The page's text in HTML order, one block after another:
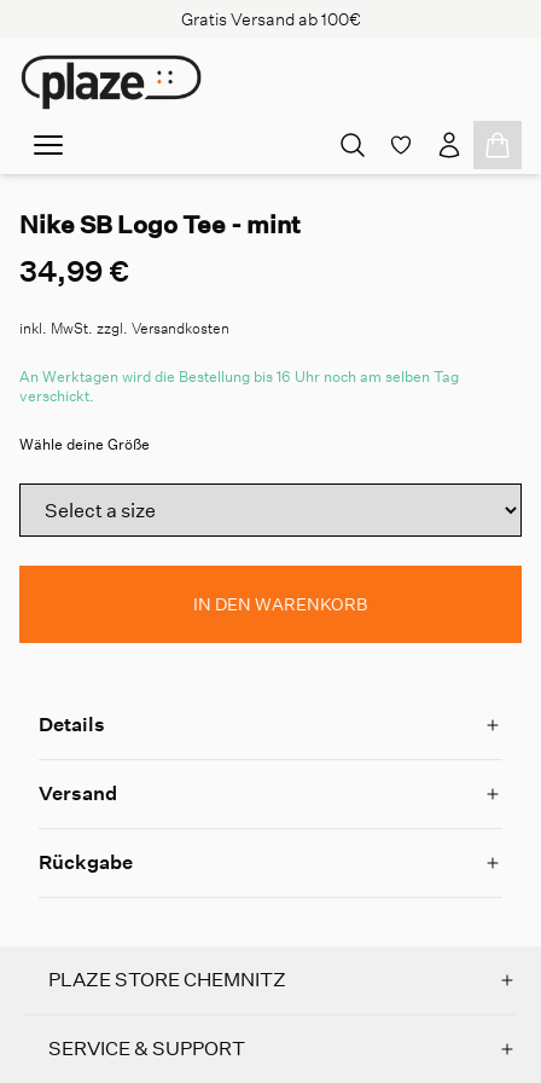
Gratis Versand ab 100€
Nike SB Logo Tee - mint
34,99 €
inkl. MwSt. zzgl. Versandkosten
An Werktagen wird die Bestellung bis 16 Uhr noch am selben Tag
verschickt.
Wähle deine Größe
IN DEN WARENKORB
Details
Versand
Rückgabe
PLAZE STORE CHEMNITZ
SERVICE & SUPPORT